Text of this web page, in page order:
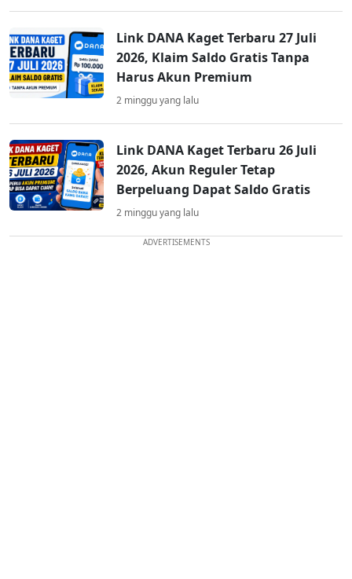
Link DANA Kaget Terbaru 27 Juli
2026, Klaim Saldo Gratis Tanpa
Harus Akun Premium
2 minggu yang lalu
Link DANA Kaget Terbaru 26 Juli
2026, Akun Reguler Tetap
Berpeluang Dapat Saldo Gratis
2 minggu yang lalu
ADVERTISEMENTS